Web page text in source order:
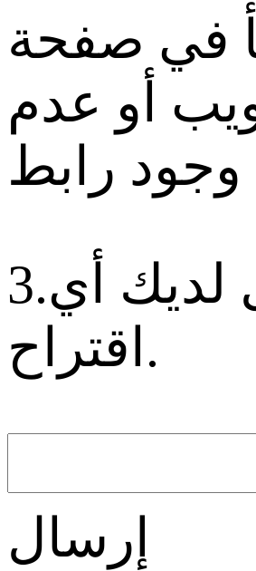
في صفحة
أو عدم
وجود رابط
3.هل لديك أي
اقتراح.
إرسال